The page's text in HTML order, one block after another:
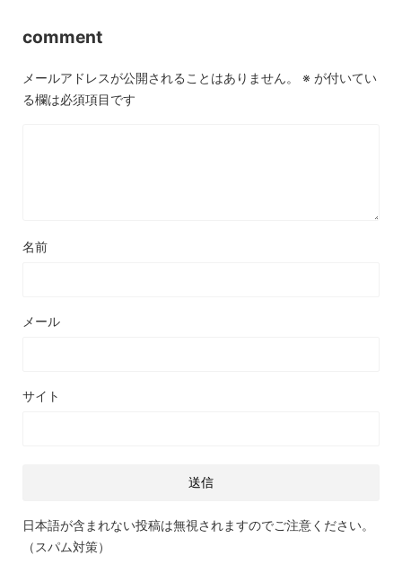
comment
メールアドレスが公開されることはありません。 ※ が付いてい
る欄は必須項目です
名前
メール
サイト
日本語が含まれない投稿は無視されますのでご注意ください。
（スパム対策）